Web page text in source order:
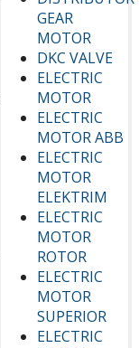
GEAR
MOTOR
DKC VALVE
ELECTRIC
MOTOR
ELECTRIC
MOTOR ABB
ELECTRIC
MOTOR
ELEKTRIM
ELECTRIC
MOTOR
ROTOR
ELECTRIC
MOTOR
SUPERIOR
ELECTRIC